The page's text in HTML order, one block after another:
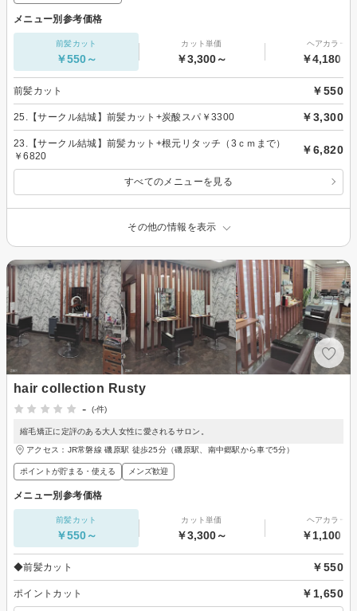
メニュー別参考価格
前髪カット
￥550～
カット単価
￥3,300～
ヘアカラー
￥4,180～
前髪カット ￥550
25.【サークル結城】前髪カット+炭酸スパ￥3300 ￥3,300
23.【サークル結城】前髪カット+根元リタッチ（3ｃｍまで）
￥6820
￥6,820
すべてのメニューを見る
その他の情報を表示
hair collection Rusty
-
(-件)
縮毛矯正に定評のある大人女性に愛されるサロン。
アクセス：JR常磐線 磯原駅 徒歩25分（磯原駅、南中郷駅から車で5分）
ポイントが貯まる・使える メンズ歓迎
メニュー別参考価格
前髪カット
￥550～
カット単価
￥3,300～
ヘアカラー
￥1,100～
◆前髪カット ￥550
ポイントカット ￥1,650